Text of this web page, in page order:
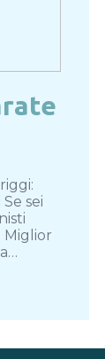
sei
Miglior